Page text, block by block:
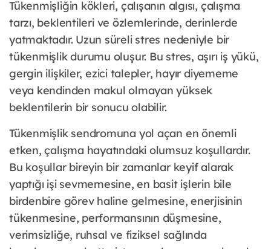
Tükenmişliğin kökleri, çalışanın algısı, çalışma
tarzı, beklentileri ve özlemlerinde, derinlerde
yatmaktadır. Uzun süreli stres nedeniyle bir
tükenmişlik durumu oluşur. Bu stres, aşırı iş yükü,
gergin ilişkiler, ezici talepler, hayır diyememe
veya kendinden makul olmayan yüksek
beklentilerin bir sonucu olabilir.
Tükenmişlik sendromuna yol açan en önemli
etken, çalışma hayatındaki olumsuz koşullardır.
Bu koşullar bireyin bir zamanlar keyif alarak
yaptığı işi sevmemesine, en basit işlerin bile
birdenbire görev haline gelmesine, enerjisinin
tükenmesine, performansının düşmesine,
verimsizliğe, ruhsal ve fiziksel sağlında